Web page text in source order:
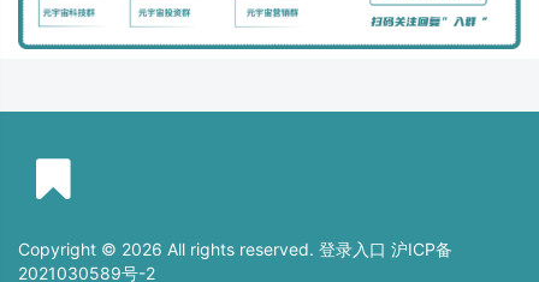
Copyright © 2026 All rights reserved. 登录入口 沪ICP备
2021030589号-2